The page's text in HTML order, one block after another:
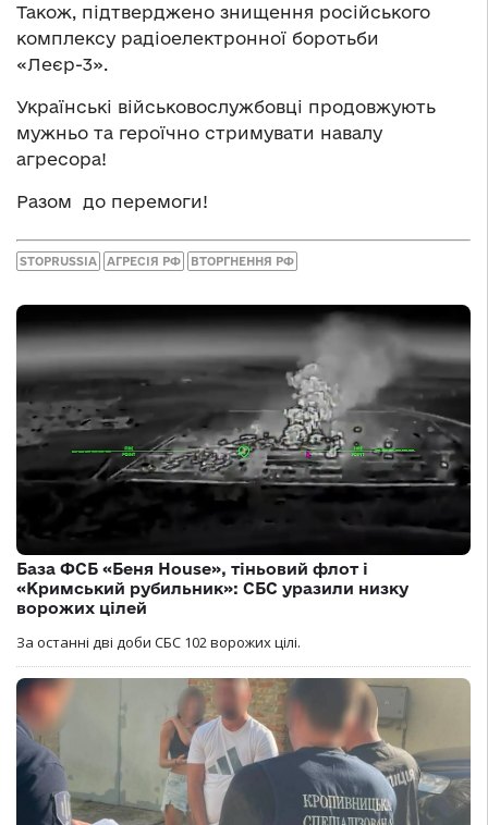
Також, підтверджено знищення російського
комплексу радіоелектронної боротьби
«Леєр-3».
Українські військовослужбовці продовжують
мужньо та героїчно стримувати навалу
агресора!
Разом до перемоги!
STOPRUSSIA АГРЕСІЯ РФ ВТОРГНЕННЯ РФ
База ФСБ «Беня House», тіньовий флот і
«Кримський рубильник»: СБС уразили низку
ворожих цілей
За останні дві доби СБС 102 ворожих цілі.